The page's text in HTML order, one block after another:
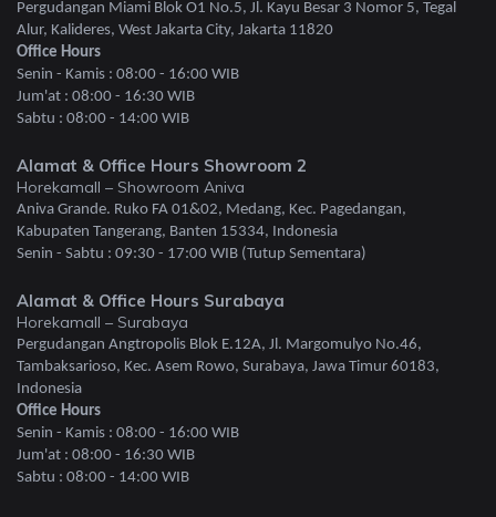
Pergudangan Miami Blok O1 No.5, Jl. Kayu Besar 3 Nomor 5, Tegal
Alur, Kalideres, West Jakarta City, Jakarta 11820
Office Hours
Senin - Kamis : 08:00 - 16:00 WIB
Jum'at : 08:00 - 16:30 WIB
Sabtu : 08:00 - 14:00 WIB
Alamat & Office Hours Showroom 2
Horekamall – Showroom Aniva
Aniva Grande. Ruko FA 01&02, Medang, Kec. Pagedangan,
Kabupaten Tangerang, Banten 15334, Indonesia
Senin - Sabtu : 09:30 - 17:00 WIB (Tutup Sementara)
Alamat & Office Hours Surabaya
Horekamall – Surabaya
Pergudangan Angtropolis Blok E.12A, Jl. Margomulyo No.46,
Tambaksarioso, Kec. Asem Rowo, Surabaya, Jawa Timur 60183,
Indonesia
Office Hours
Senin - Kamis : 08:00 - 16:00 WIB
Jum'at : 08:00 - 16:30 WIB
Sabtu : 08:00 - 14:00 WIB